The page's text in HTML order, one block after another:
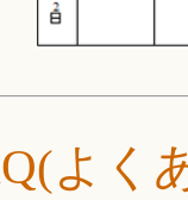
よく